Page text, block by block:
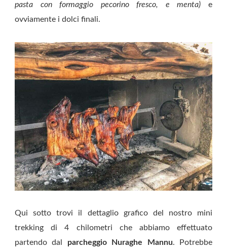
pasta con formaggio pecorino fresco, e menta) e
ovviamente i dolci finali.
Qui sotto trovi il dettaglio grafico del nostro mini
trekking di 4 chilometri che abbiamo effettuato
partendo dal parcheggio Nuraghe Mannu. Potrebbe